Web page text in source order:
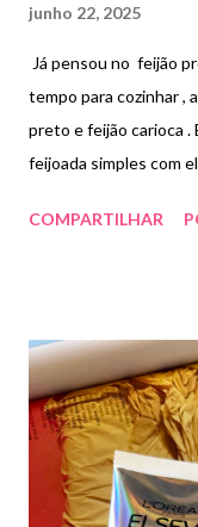
junho 22, 2025
Já pensou no feijão
tempo para cozinhar ,
preto e feijão carioca .
feijoada simples com
desidratada de feijão
pacote . Serve até 3
conteúdo em 700 ml
cozinhar por 10
porque é bem
fica um caldo tão
COMPARTILHAR